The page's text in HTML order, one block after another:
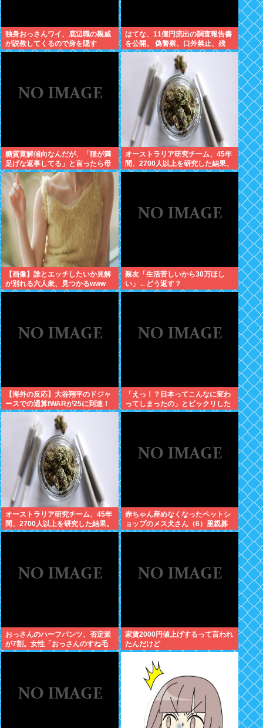
独身おっさんワイ、底辺職の親戚
が説教してくるので身を隠す
はてな、11億円流出の調査報告書
を公開。 偽警察、口外禁止、残
業・休日出勤200時間越、孤
立…。やばすぎて草はえる
糖質寛解傾向なんだが、「猫が満
足げな返事してる」と言ったら母
親に「お気の毒w」と言われた
オーストラリア研究チーム、45年
間、2700人以上を研究した結果。
大麻に有益な効果はほとんどな
【画像】誰とエッチしたいか見解
が別れる六人衆、見つかるwww
親友「生活苦しいから30万ほし
い」←どう返す？
【海外の反応】大谷翔平のドジャ
ースでの通算fWARが25に到達！
→ 「3シーズン未満でレジェンド
クラスの通算WARを稼いでるな」
「契約終了時にはどれくらいの数
字になるのか楽しみ」
「えっ！？日本ってこんなに変わ
ってしまったの」とビックリした
こと
オーストラリア研究チーム、45年
間、2700人以上を研究した結果。
大麻に有益な効果はほとんどな
赤ちゃん産めなくなったペットシ
ョップのメス犬さん（6）里親募
集されてしまうwww
おっさんのハーフパンツ、否定派
が7割。女性「おっさんのすね毛
なんて見たくないじゃないですか
家賃2000円値上げするって言われ
たんだけど